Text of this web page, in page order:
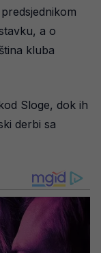
a o
kluba
Sloge, dok ih
derbi sa